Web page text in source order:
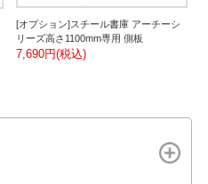
[オプション]スチール書庫 アーチーシ
リーズ高さ1100mm専用 側板
7,690円(税込)